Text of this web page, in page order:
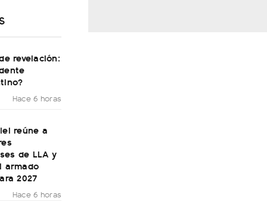
revelación:
Hace 6 horas
reúne a
de LLA y
armado
2027
Hace 6 horas